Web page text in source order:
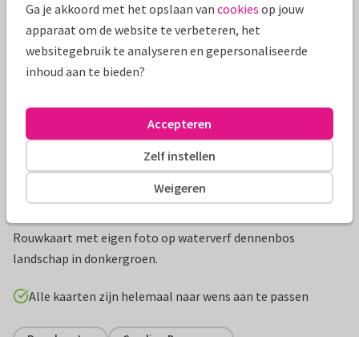
Productinformatie
Rouwkaart met eigen foto op waterverf dennenbos
landschap in donkergroen.
Alle kaarten zijn helemaal naar wens aan te passen
Ga je akkoord met het opslaan van cookies op jouw
apparaat om de website te verbeteren, het
websitegebruik te analyseren en gepersonaliseerde
inhoud aan te bieden?
Weigeren
Zelf instellen
Accepteren